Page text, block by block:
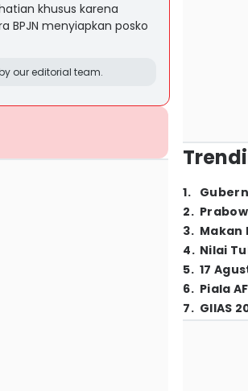
khusus karena
BPJN menyiapkan posko
our editorial team.
1.
2.
3. Makan
4. Nilai
5. 17
6. Piala
7. GIIAS